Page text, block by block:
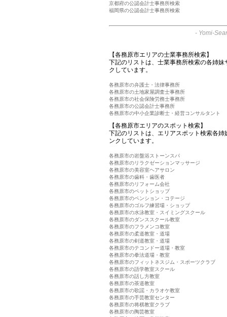
京都府の公認会計士事務所検索
福岡県の公認会計士事務所検索
- Yomi-
【各務原市エリアの士業事務所検索】
下記のリストは、士業事務所検索の各姉
クしています。
各務原市の弁護士・法律事務所
各務原市の土地家屋調査士事務所
各務原市の社会保険労務士事務所
各務原市の公認会計士事務所
各務原市の中小企業診断士・経営コンサルタント
【各務原市エリアのスポット検索】
下記のリストは、エリアスポット検索各
ンクしています。
各務原市の岩盤浴ストーンスパ
各務原市のリラクゼーションマッサージ
各務原市の美容室ヘアサロン
各務原市の歯科・歯医者
各務原市のリフォーム会社
各務原市のペットショップ
各務原市のペンション・コテージ
各務原市のゴルフ練習場・ショップ
各務原市の水泳教室・スイミングスクール
各務原市のダンススクール教室
各務原市のフラメンコ教室
各務原市の柔道教室・道場
各務原市の剣道教室・道場
各務原市のテコンドー道場・教室
各務原市の拳法道場・教室
各務原市のフィットネスジム・スポーツクラブ
各務原市の語学教室スクール
各務原市の話し方教室
各務原市の茶道教室
各務原市の歌謡・カラオケ教室
各務原市の手芸教室センター
各務原市の将棋教室クラブ
各務原市の陶芸教室